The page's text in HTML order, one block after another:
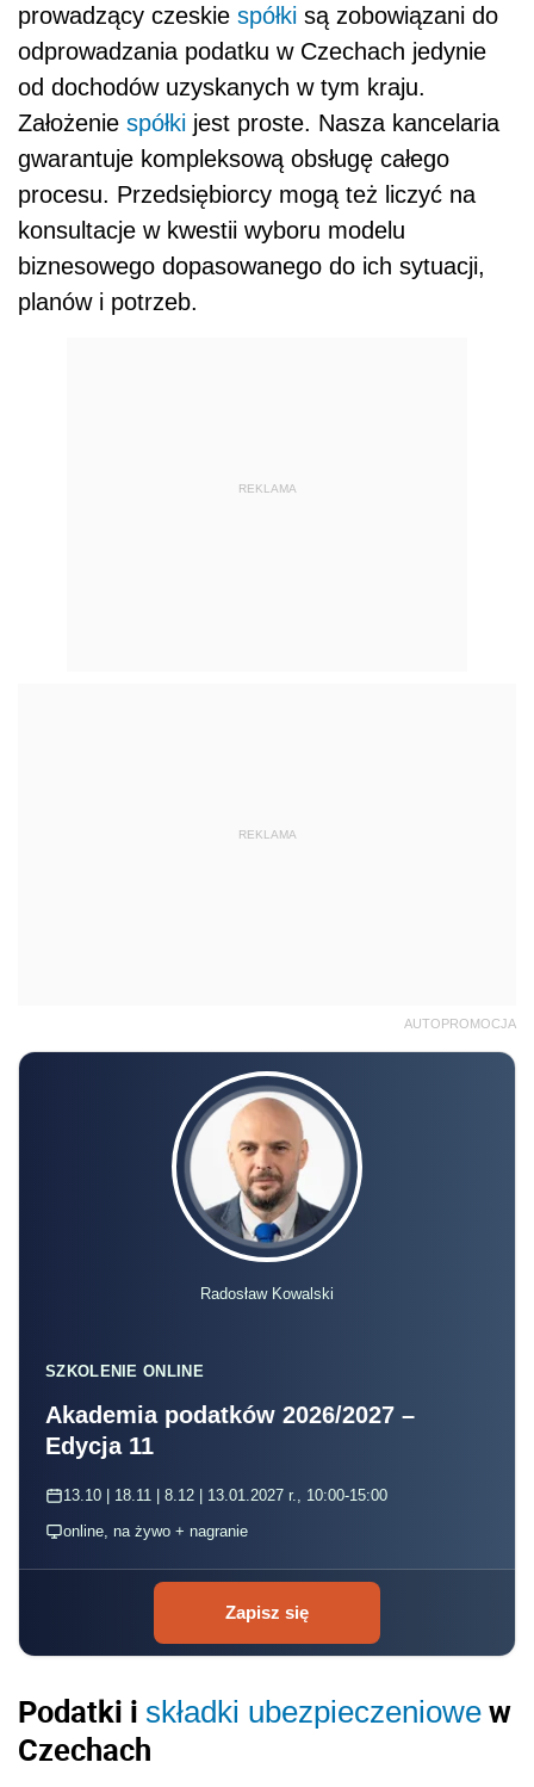
prowadzący czeskie spółki są zobowiązani do
odprowadzania podatku w Czechach jedynie
od dochodów uzyskanych w tym kraju.
Założenie spółki jest proste. Nasza kancelaria
gwarantuje kompleksową obsługę całego
procesu. Przedsiębiorcy mogą też liczyć na
konsultacje w kwestii wyboru modelu
biznesowego dopasowanego do ich sytuacji,
planów i potrzeb.
REKLAMA
REKLAMA
AUTOPROMOCJA
Radosław Kowalski
SZKOLENIE ONLINE
Akademia podatków 2026/2027 –
Edycja 11
13.10 | 18.11 | 8.12 | 13.01.2027 r., 10:00-15:00
online, na żywo + nagranie
Zapisz się
Podatki i składki ubezpieczeniowe w
Czechach